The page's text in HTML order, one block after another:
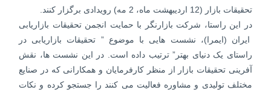
تحقیقات بازار (12 اردیبهشت ماه، 2 مه) رویدادی برگزار کنند.
در این راستا، شرکت بازارنگر با حمایت انجمن تحقیقات بازاریابی
ایران (ایمرا)، نشست هایی با موضوع ” تحقیقات بازاریابی در
راستای یک دنیای بهتر” ترتیب داده است. در این نشست ها، نقش
آفرینی تحقیقات بازار از منظر کارفرمایان و همکارانی که در صنایع
مختلف تولیدی و مشاوره فعالیت می کنند را جستجو کرده و نکات